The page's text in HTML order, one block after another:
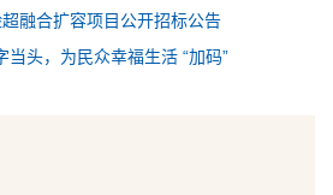
融合扩容项目公开招标公告
当头，为民众幸福生活 “加码”